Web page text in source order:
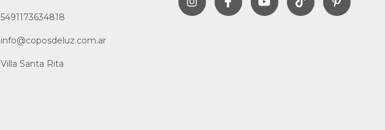
5491173634818
info@coposdeluz.com.ar
Villa Santa Rita